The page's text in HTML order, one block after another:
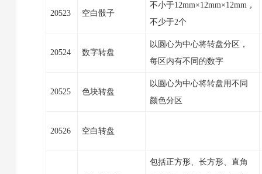
20523 空白骰子
不小于12mm×12mm×12mm，
不少于2个
20524 数字转盘
以圆心为中心将转盘分区，
每区内有不同的数字
20525 色块转盘
以圆心为中心将转盘用不同
颜色分区
20526 空白转盘
包括正方形、长方形、直角